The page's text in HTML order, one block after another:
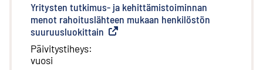
Yritysten tutkimus- ja kehittämistoiminnan
menot rahoituslähteen mukaan henkilöstön
suuruusluokittain Ulkoinen linkki
Päivitystiheys:
vuosi